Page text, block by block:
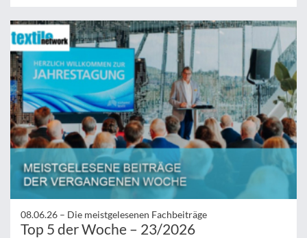
08.06.26 – Die meistgelesenen Fachbeiträge
Top 5 der Woche – 23/2026